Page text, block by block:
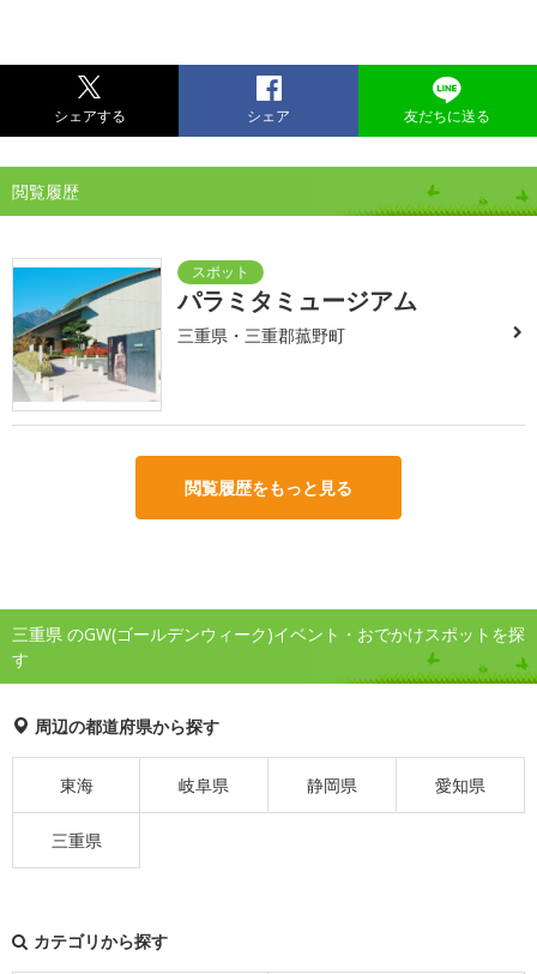
シェアする シェア 友だちに送る
閲覧履歴
パラミタミュージアム
三重県・三重郡菰野町
閲覧履歴をもっと見る
三重県 のGW(ゴールデンウィーク)イベント・おでかけスポットを探
す
周辺の都道府県から探す
東海 岐阜県 静岡県 愛知県
三重県
カテゴリから探す